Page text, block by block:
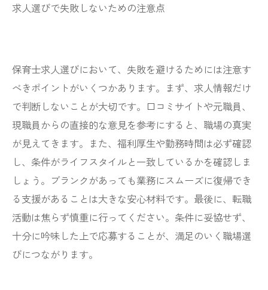
求人選びで失敗しないための注意点
保育士求人選びにおいて、失敗を避けるためには注意す
べきポイントがいくつかあります。まず、求人情報だけ
で判断しないことが大切です。口コミサイトや元職員、
現職員からの直接的な意見を参考にすると、職場の真実
が見えてきます。また、福利厚生や勤務時間は必ず確認
し、条件がライフスタイルと一致しているかを確認しま
しょう。ブランクがあっても業務にスムーズに復帰でき
る支援があることは大きな安心材料です。最後に、転職
活動は焦らず慎重に行ってください。条件に妥協せず、
十分に吟味した上で応募することが、満足のいく職場選
びにつながります。